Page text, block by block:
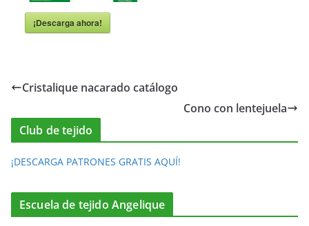
¡Descarga ahora!
Cristalique nacarado catálogo
Cono con lentejuela
Club de tejido
¡DESCARGA PATRONES GRATIS AQUÍ!
Escuela de tejido Angelique